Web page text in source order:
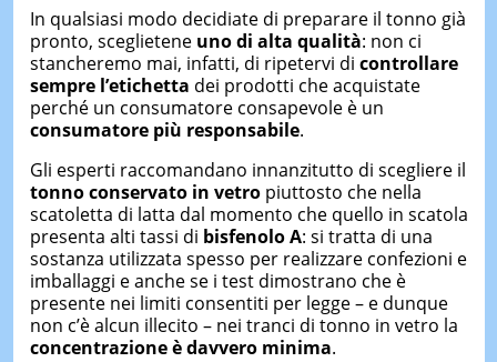
In qualsiasi modo decidiate di preparare il tonno già
pronto, sceglietene uno di alta qualità: non ci
stancheremo mai, infatti, di ripetervi di controllare
sempre l’etichetta dei prodotti che acquistate
perché un consumatore consapevole è un
consumatore più responsabile.
Gli esperti raccomandano innanzitutto di scegliere il
tonno conservato in vetropiuttosto che nella
scatoletta di latta dal momento che quello in scatola
presenta alti tassi di bisfenolo A: si tratta di una
sostanza utilizzata spesso per realizzare confezioni e
imballaggi e anche se i test dimostrano che è
presente nei limiti consentiti per legge – e dunque
non c’è alcun illecito – nei tranci di tonno in vetro la
concentrazione è davvero minima.